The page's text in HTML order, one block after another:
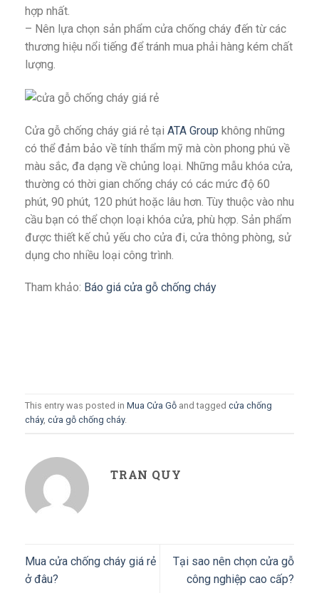
hợp nhất.
– Nên lựa chọn sản phẩm cửa chống cháy đến từ các
thương hiệu nổi tiếng để tránh mua phải hàng kém chất
lượng.
Cửa gỗ chống cháy giá rẻ tại ATA Group không những
có thể đảm bảo về tính thẩm mỹ mà còn phong phú về
màu sắc, đa dạng về chủng loại. Những mẫu khóa cửa,
thường có thời gian chống cháy có các mức độ 60
phút, 90 phút, 120 phút hoặc lâu hơn. Tùy thuộc vào nhu
cầu bạn có thể chọn loại khóa cửa, phù hợp. Sản phẩm
được thiết kế chủ yếu cho cửa đi, cửa thông phòng, sử
dụng cho nhiều loại công trình.
Tham khảo: Báo giá cửa gỗ chống cháy
This entry was posted in Mua Cửa Gỗ and tagged cửa chống
cháy, cửa gỗ chống cháy.
TRAN QUY
Mua cửa chống cháy giá rẻ
ở đâu?
Tại sao nên chọn cửa gỗ
công nghiệp cao cấp?